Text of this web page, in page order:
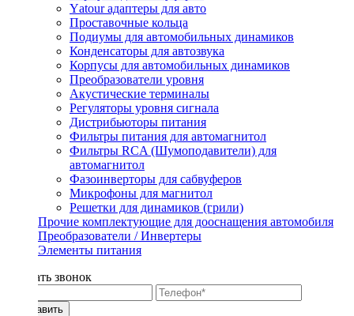
Yаtour адаптеры для авто
Проставочные кольца
Подиумы для автомобильных динамиков
Конденсаторы для автозвука
Корпусы для автомобильных динамиков
Преобразователи уровня
Акустические терминалы
Регуляторы уровня сигнала
Дистрибьюторы питания
Фильтры питания для автомагнитол
Фильтры RCA (Шумоподавители) для
автомагнитол
Фазоинверторы для сабвуферов
Микрофоны для магнитол
Решетки для динамиков (грили)
Прочие комплектующие для дооснащения автомобиля
Преобразователи / Инвертеры
Элементы питания
Заказать звонок
Отправить